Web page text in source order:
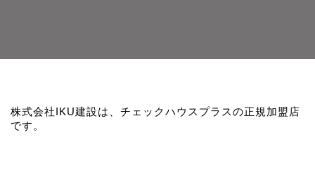
株式会社IKU建設は、チェックハウスプラスの正規加盟店
です。